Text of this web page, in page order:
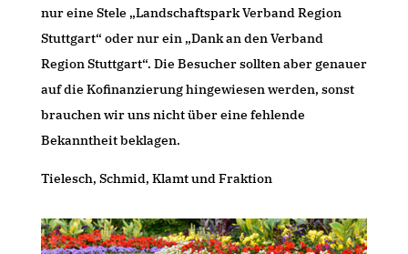
nur eine Stele „Landschaftspark Verband Region
Stuttgart“ oder nur ein „Dank an den Verband
Region Stuttgart“. Die Besucher sollten aber genauer
auf die Kofinanzierung hingewiesen werden, sonst
brauchen wir uns nicht über eine fehlende
Bekanntheit beklagen.
Tielesch, Schmid, Klamt und Fraktion